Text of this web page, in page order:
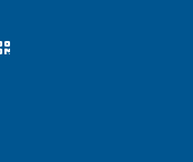
Atmosphäre
/ 27.5.2026 /
von 9.30 – 11.30